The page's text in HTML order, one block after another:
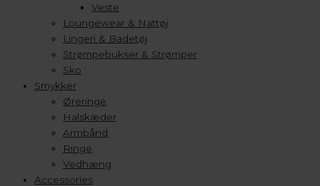
Veste
Loungewear & Nattøj
Lingeri & Badetøj
Strømpebukser & Strømper
Sko
Smykker
Øreringe
Halskæder
Armbånd
Ringe
Vedhæng
Accessories